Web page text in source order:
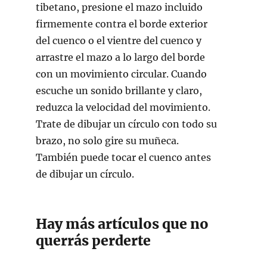
tibetano, presione el mazo incluido
firmemente contra el borde exterior
del cuenco o el vientre del cuenco y
arrastre el mazo a lo largo del borde
con un movimiento circular. Cuando
escuche un sonido brillante y claro,
reduzca la velocidad del movimiento.
Trate de dibujar un círculo con todo su
brazo, no solo gire su muñeca.
También puede tocar el cuenco antes
de dibujar un círculo.
Hay más artículos que no
querrás perderte